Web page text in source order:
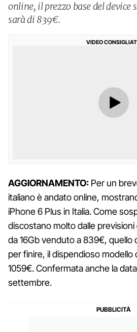
online, il prezzo base del device
sarà di 839€.
VIDEO
AGGIORNAMENTO: Per un
italiano è andato online,
iPhone 6 Plus in Italia. Come
discostano molto dalle
da 16Gb venduto a 839€, quello
per finire, il dispendioso modello
1059€. Confermata anche la
settembre.